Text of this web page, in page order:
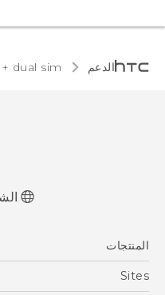
الدعم dual sim‎
المنتجات
5G
Sites